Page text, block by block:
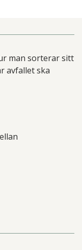
man sorterar sitt
avfallet ska